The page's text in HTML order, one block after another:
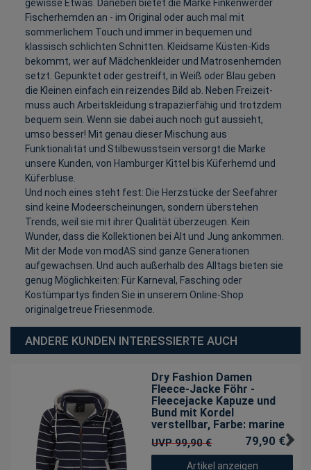
gewisse Etwas. Daneben bietet die Marke Finkenwerder
Fischerhemden an - im Original oder auch mal mit
sommerlichem Touch und immer in bequemen und
klassisch schlichten Schnitten. Kleidsame Küsten-Kids
bekommt, wer auf Mädchenkleider und Matrosenhemden
setzt. Gepunktet oder gestreift, in Weiß oder Blau geben
die Kleinen einfach ein reizendes Bild ab. Neben Freizeit-
muss auch Arbeitskleidung strapazierfähig und trotzdem
bequem sein. Wenn sie dabei auch noch gut aussieht,
umso besser! Mit genau dieser Mischung aus
Funktionalität und Stilbewusstsein versorgt die Marke
unsere Kunden, von Hamburger Kittel bis Küferhemd und
Küferbluse.
Und noch eines steht fest: Die Herzstücke der Seefahrer
sind keine Modeerscheinungen, sondern überstehen
Trends, weil sie mit ihrer Qualität überzeugen. Kein
Wunder, dass die Kollektionen bei Alt und Jung ankommen.
Mit der Mode von modAS sind ganze Generationen
aufgewachsen. Und auch außerhalb des Alltags bieten sie
genug Möglichkeiten: Für Karneval, Fasching oder
Kostümpartys finden Sie in unserem Online-Shop
originalgetreue Friesenmode.
ANDERE KUNDEN INTERESSIERTE AUCH
Dry Fashion Damen
Fleece-Jacke Föhr -
Fleecejacke Kapuze und
Bund mit Kordel
verstellbar, Farbe: marine
UVP 99,90 € 79,90 € *
Artikel anzeigen